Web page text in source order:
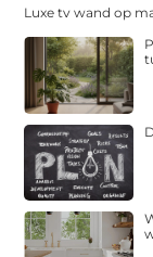
Luxe tv wand op